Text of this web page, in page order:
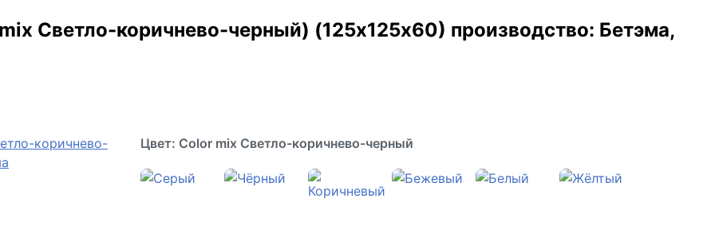
Светло-коричнево-черный) (125х125х60) производство: Бетэма,
Цвет: Color mix Светло-коричнево-черный